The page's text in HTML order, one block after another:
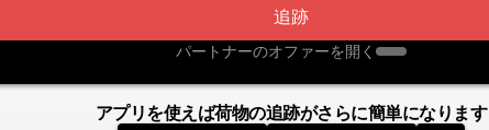
追跡
パートナーのオファーを開く
アプリを使えば荷物の追跡がさらに簡単になります